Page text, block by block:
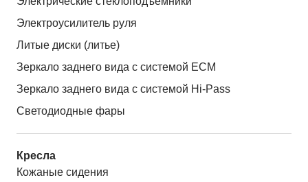
Электроусилитель руля
Литые диски (литье)
Зеркало заднего вида с системой ЕСМ
Зеркало заднего вида с системой Hi-Pass
Светодиодные фары
Кресла
Кожаные сидения